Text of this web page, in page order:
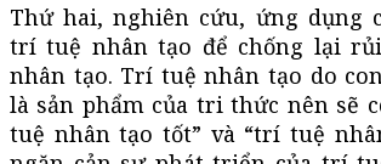
Thứ hai, nghiên cứu, ứng dụng
trí tuệ nhân tạo để chống lại
nhân tạo. Trí tuệ nhân tạo do
là sản phẩm của tri thức nên sẽ
tuệ nhân tạo tốt” và “trí tuệ